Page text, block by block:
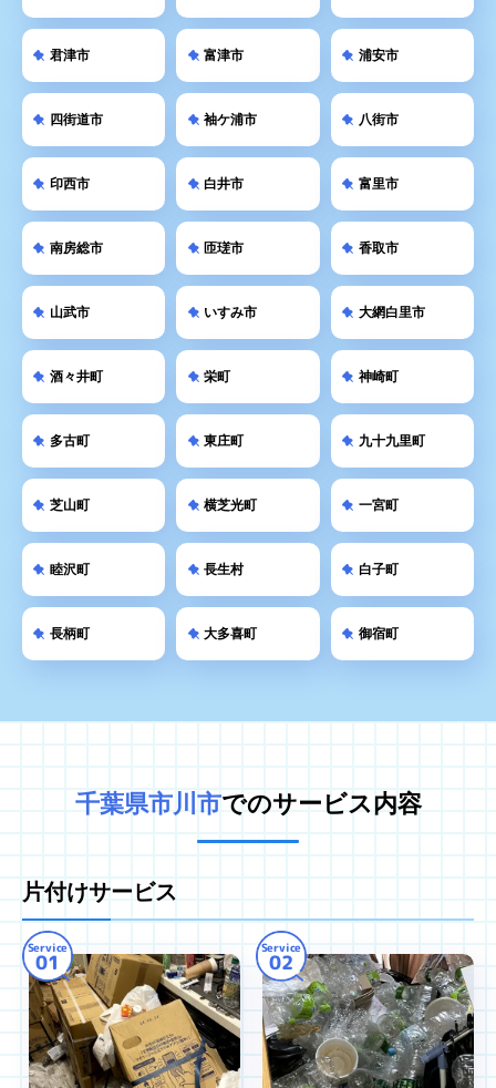
君津市 富津市 浦安市
四街道市 袖ケ浦市 八街市
印西市 白井市 富里市
南房総市 匝瑳市 香取市
山武市 いすみ市 大網白里市
酒々井町 栄町 神崎町
多古町 東庄町 九十九里町
芝山町 横芝光町 一宮町
睦沢町 長生村 白子町
長柄町 大多喜町 御宿町
千葉県市川市でのサービス内容
片付けサービス
Service
01
Service
02